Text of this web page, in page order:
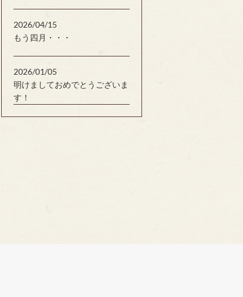
2026/04/15
もう四月・・・
2026/01/05
明けましておめでとうございま
す！